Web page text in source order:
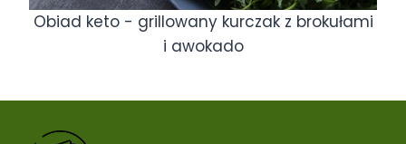
Obiad keto - grillowany kurczak z brokułami
i awokado